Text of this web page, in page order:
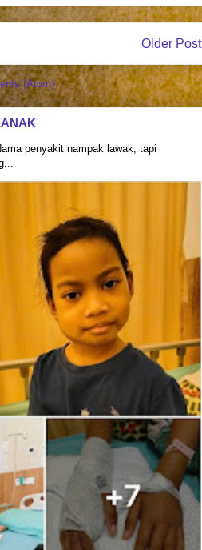
Older Post
(Atom)
penyakit nampak lawak, tapi